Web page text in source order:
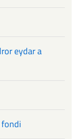
eydar a